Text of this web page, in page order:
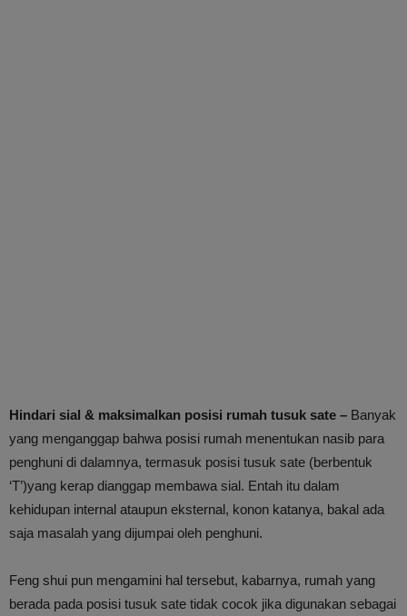
Hindari sial & maksimalkan posisi rumah tusuk sate – Banyak
yang menganggap bahwa posisi rumah menentukan nasib para
penghuni di dalamnya, termasuk posisi tusuk sate (berbentuk
‘T’)yang kerap dianggap membawa sial. Entah itu dalam
kehidupan internal ataupun eksternal, konon katanya, bakal ada
saja masalah yang dijumpai oleh penghuni.
Feng shui pun mengamini hal tersebut, kabarnya, rumah yang
berada pada posisi tusuk sate tidak cocok jika digunakan sebagai